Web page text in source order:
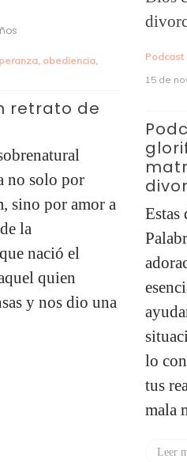
,obediencia,
de
solo por
por amor a
nació el
quien
nos dio una
Podcast
15 de
Estas
Palabra,
lo
tus
mala
Leer más